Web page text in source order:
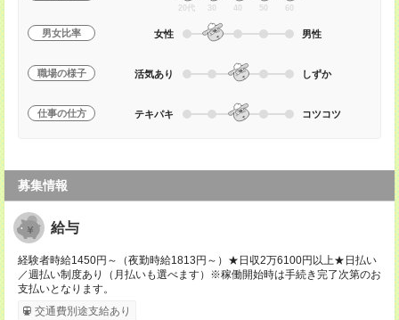
20代 30 40 50 60
男女比率 女性 男性
職場の様子 活気あり しずか
仕事の仕方 テキパキ コツコツ
募集情報
給与
経験者時給1450円～（夜勤時給1813円～）★日収2万6100円以上★日払い
／週払い制度あり（月払いも選べます）※稼働開始時は手続き完了次第のお
支払いとなります。
交通費別途支給あり